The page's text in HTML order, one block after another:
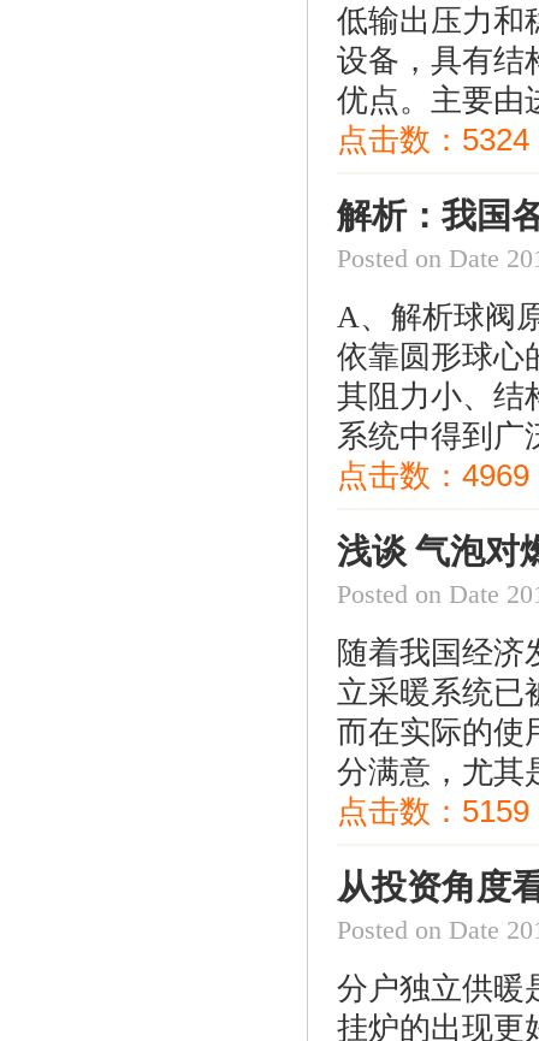
低输出压力和
设备，具有结
优点。主要由
点击数： 5324
解析：我国
Posted on Date
A、解析球
依靠圆形球心
其阻力小、结
系统中得到广
点击数：4969
浅谈 气泡对
Posted on Date
随着我国经济
立采暖系统已
而在实际的使
分满意，尤其
点击数： 5159
从投资角度
Posted on Date
分户独立供暖
挂炉的出现更